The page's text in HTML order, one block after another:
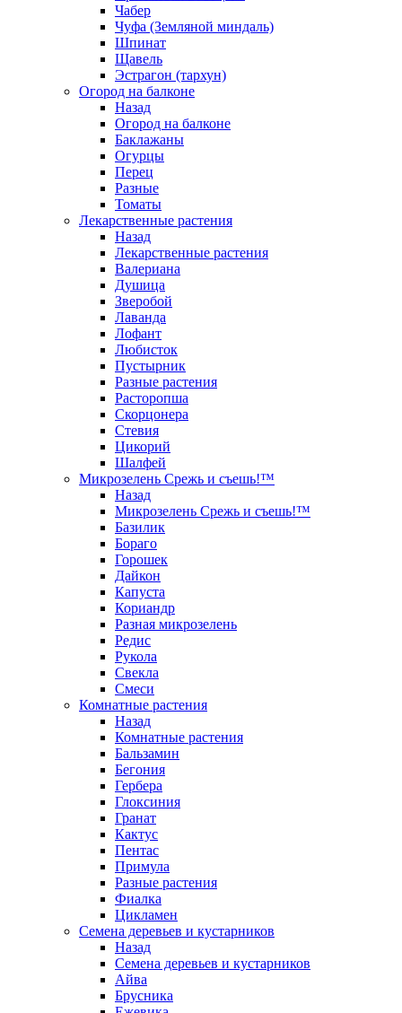
Чабер
Чуфа (Земляной миндаль)
Шпинат
Щавель
Эстрагон (тархун)
Огород на балконе
Назад
Огород на балконе
Баклажаны
Огурцы
Перец
Разные
Томаты
Лекарственные растения
Назад
Лекарственные растения
Валериана
Душица
Зверобой
Лаванда
Лофант
Любисток
Пустырник
Разные растения
Расторопша
Скорцонера
Стевия
Цикорий
Шалфей
Микрозелень Срежь и съешь!™
Назад
Микрозелень Срежь и съешь!™
Базилик
Бораго
Горошек
Дайкон
Капуста
Кориандр
Разная микрозелень
Редис
Рукола
Свекла
Смеси
Комнатные растения
Назад
Комнатные растения
Бальзамин
Бегония
Гербера
Глоксиния
Гранат
Кактус
Пентас
Примула
Разные растения
Фиалка
Цикламен
Семена деревьев и кустарников
Назад
Семена деревьев и кустарников
Айва
Брусника